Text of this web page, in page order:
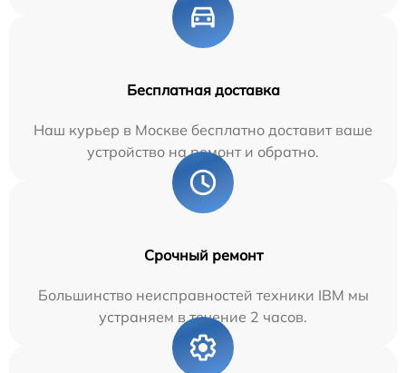
Бесплатная доставка
Наш курьер в Москве бесплатно доставит ваше
устройство на ремонт и обратно.
Срочный ремонт
Большинство неисправностей техники IBM мы
устраняем в течение 2 часов.